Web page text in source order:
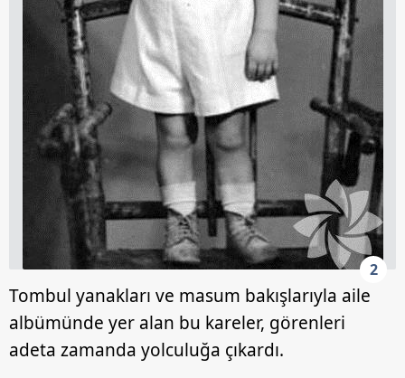
2
Tombul yanakları ve masum bakışlarıyla aile
albümünde yer alan bu kareler, görenleri
adeta zamanda yolculuğa çıkardı.